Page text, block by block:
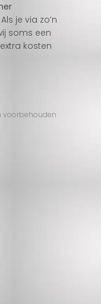
je via zo’n
soms een
kosten
voorbehouden